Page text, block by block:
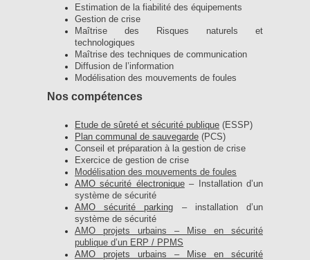
Estimation de la fiabilité des équipements
Gestion de crise
Maîtrise des Risques naturels et
technologiques
Maîtrise des techniques de communication
Diffusion de l’information
Modélisation des mouvements de foules
Nos compétences
Etude de sûreté et sécurité publique (ESSP)
Plan communal de sauvegarde (PCS)
Conseil et préparation à la gestion de crise
Exercice de gestion de crise
Modélisation des mouvements de foules
AMO sécurité électronique– Installation d’un
système de sécurité
AMO sécurité parking – installation d’un
système de sécurité
AMO projets urbains – Mise en sécurité
publique d’un ERP / PPMS
AMO projets urbains – Mise en sécurité